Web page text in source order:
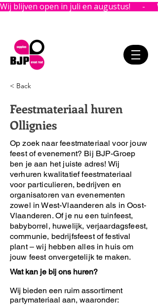
Wij blijven open in juli en augustus!      -
< Back
Feestmateriaal huren
Ollignies
Op zoek naar feestmateriaal voor jouw
feest of evenement? Bij BJP-Groep
ben je aan het juiste adres! Wij
verhuren kwalitatief feestmateriaal
voor particulieren, bedrijven en
organisatoren van evenementen
zowel in West-Vlaanderen als in Oost-
Vlaanderen. Of je nu een tuinfeest,
babyborrel, huwelijk, verjaardagsfeest,
communie, bedrijfsfeest of festival
plant – wij hebben alles in huis om
jouw feest onvergetelijk te maken.
Wat kan je bij ons huren?
Wij bieden een ruim assortiment
partymateriaal aan, waaronder: